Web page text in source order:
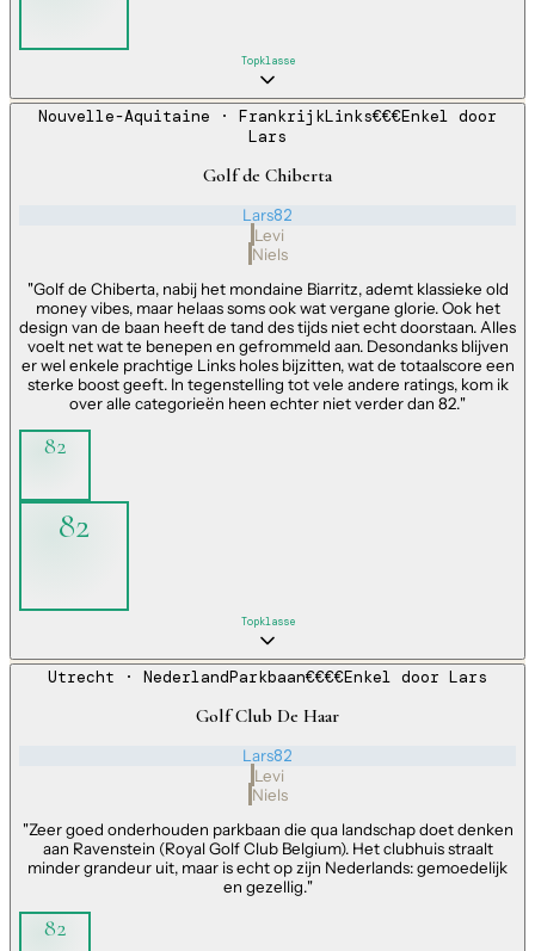
Topklasse
Nouvelle-Aquitaine · FrankrijkLinks€€€Enkel door
Lars
Golf de Chiberta
Lars82
Levi
Niels
"Golf de Chiberta, nabij het mondaine Biarritz, ademt klassieke old
money vibes, maar helaas soms ook wat vergane glorie. Ook het
design van de baan heeft de tand des tijds niet echt doorstaan. Alles
voelt net wat te benepen en gefrommeld aan. Desondanks blijven
er wel enkele prachtige Links holes bijzitten, wat de totaalscore een
sterke boost geeft. In tegenstelling tot vele andere ratings, kom ik
over alle categorieën heen echter niet verder dan 82."
82
82
Topklasse
Utrecht · NederlandParkbaan€€€€Enkel door Lars
Golf Club De Haar
Lars82
Levi
Niels
"Zeer goed onderhouden parkbaan die qua landschap doet denken
aan Ravenstein (Royal Golf Club Belgium). Het clubhuis straalt
minder grandeur uit, maar is echt op zijn Nederlands: gemoedelijk
en gezellig."
82